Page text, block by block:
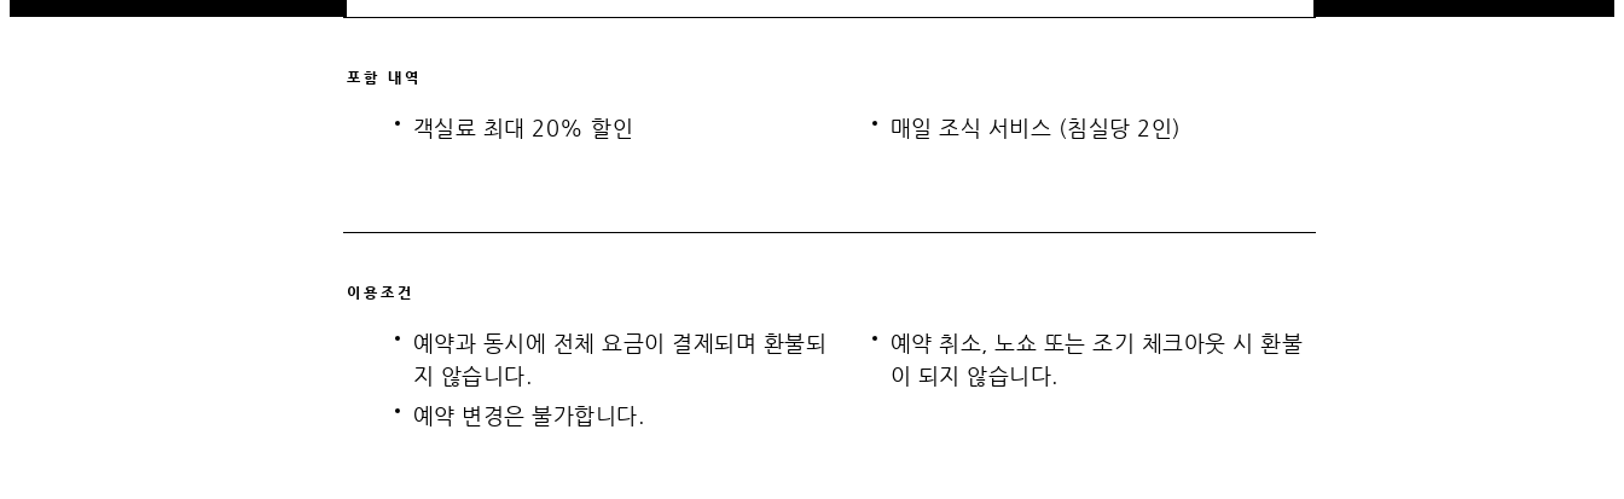
포함 내역
객실료 최대 20% 할인 매일 조식 서비스 (침실당 2인)
이용조건
예약과 동시에 전체 요금이 결제되며 환불되
지 않습니다.
예약 변경은 불가합니다.
예약 취소, 노쇼 또는 조기 체크아웃 시 환불
이 되지 않습니다.